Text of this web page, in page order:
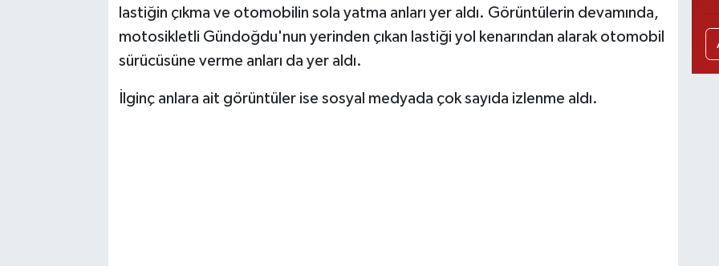
lastiğin çıkma ve otomobilin sola yatma anları yer aldı. Görüntülerin devamında,
motosikletli Gündoğdu'nun yerinden çıkan lastiği yol kenarından alarak otomobil
sürücüsüne verme anları da yer aldı.
İlginç anlara ait görüntüler ise sosyal medyada çok sayıda izlenme aldı.